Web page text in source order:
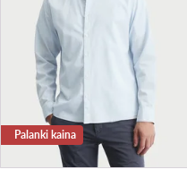
Palanki kaina